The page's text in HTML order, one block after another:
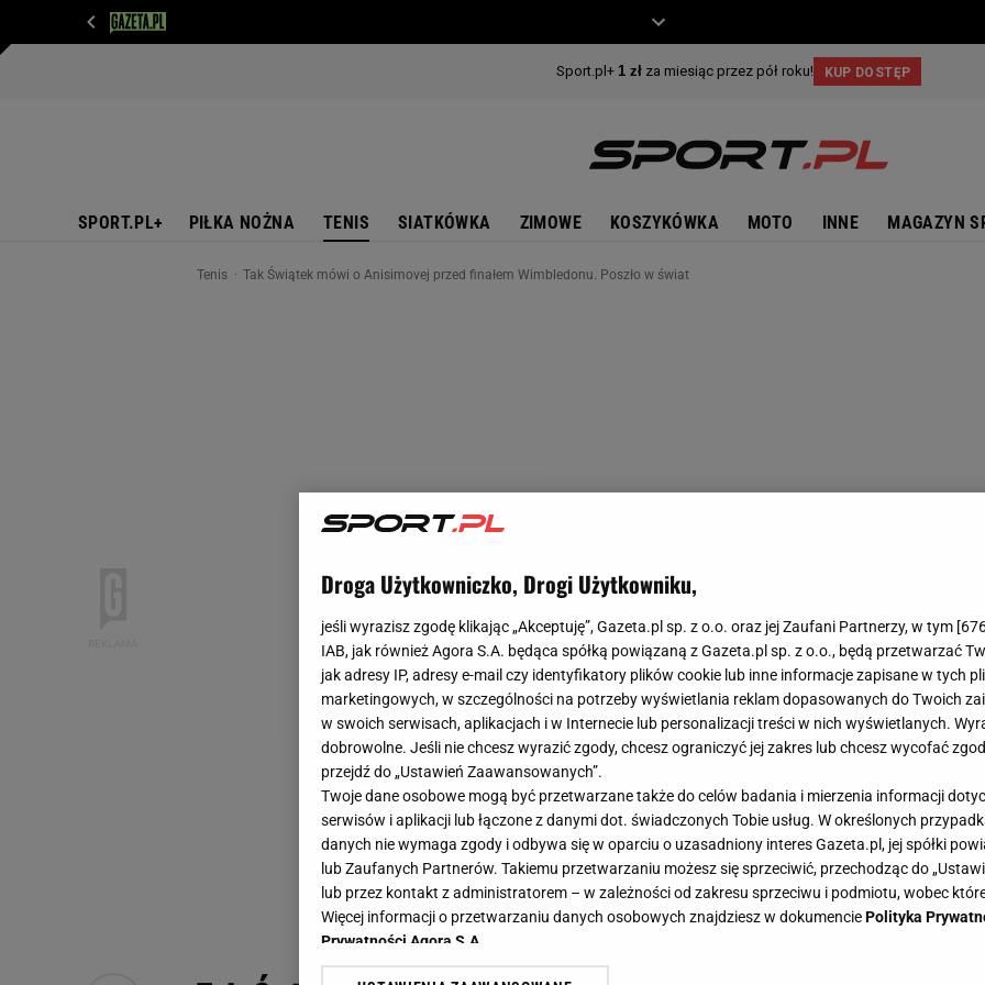
SPORT.PL+ PIŁKA NOŻNA TENIS SIATKÓWKA ZIMOWE KOSZYKÓWKA MOTO INNE MAGAZYN
Tenis Tak Świątek mówi o Anisimovej przed finałem Wimbledonu. Poszło w świat
Droga Użytkowniczko, Drogi Użytkowniku,
jeśli wyrazisz zgodę klikając „Akceptuję”, Gazeta.pl sp. z o.o. oraz jej Zaufani Partnerzy, w tym [
IAB, jak również Agora S.A. będąca spółką powiązaną z Gazeta.pl sp. z o.o., będą przetwarzać
jak adresy IP, adresy e-mail czy identyfikatory plików cookie lub inne informacje zapisane w tych
marketingowych, w szczególności na potrzeby wyświetlania reklam dopasowanych do Twoich
w swoich serwisach, aplikacjach i w Internecie lub personalizacji treści w nich wyświetlanych.
dobrowolne. Jeśli nie chcesz wyrazić zgody, chcesz ograniczyć jej zakres lub chcesz wycofać
przejdź do „Ustawień Zaawansowanych”.
Twoje dane osobowe mogą być przetwarzane także do celów badania i mierzenia informacji
serwisów i aplikacji lub łączone z danymi dot. świadczonych Tobie usług. W określonych
danych nie wymaga zgody i odbywa się w oparciu o uzasadniony interes Gazeta.pl, jej spółki
lub Zaufanych Partnerów. Takiemu przetwarzaniu możesz się sprzeciwić, przechodząc do
lub przez kontakt z administratorem – w zależności od zakresu sprzeciwu i podmiotu, wobec
Więcej informacji o przetwarzaniu danych osobowych znajdziesz w dokumenciePolityka
Prywatności Agora S.A.